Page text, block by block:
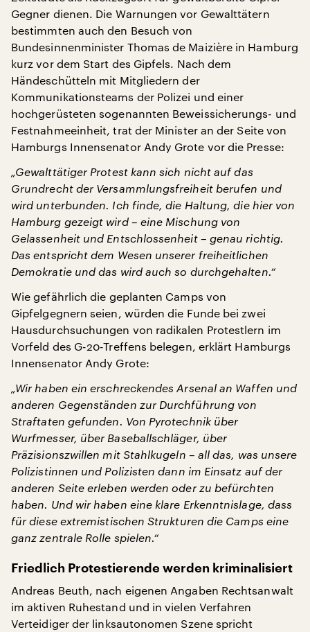
Gegner dienen. Die Warnungen vor Gewalttätern
bestimmten auch den Besuch von
Bundesinnenminister Thomas de Maizière in Hamburg
kurz vor dem Start des Gipfels. Nach dem
Händeschütteln mit Mitgliedern der
Kommunikationsteams der Polizei und einer
hochgerüsteten sogenannten Beweissicherungs- und
Festnahmeeinheit, trat der Minister an der Seite von
Hamburgs Innensenator Andy Grote vor die Presse:
„Gewalttätiger Protest kann sich nicht auf das
Grundrecht der Versammlungsfreiheit berufen und
wird unterbunden. Ich finde, die Haltung, die hier von
Hamburg gezeigt wird – eine Mischung von
Gelassenheit und Entschlossenheit – genau richtig.
Das entspricht dem Wesen unserer freiheitlichen
Demokratie und das wird auch so durchgehalten.“
Wie gefährlich die geplanten Camps von
Gipfelgegnern seien, würden die Funde bei zwei
Hausdurchsuchungen von radikalen Protestlern im
Vorfeld des G-20-Treffens belegen, erklärt Hamburgs
Innensenator Andy Grote:
„Wir haben ein erschreckendes Arsenal an Waffen und
anderen Gegenständen zur Durchführung von
Straftaten gefunden. Von Pyrotechnik über
Wurfmesser, über Baseballschläger, über
Präzisionszwillen mit Stahlkugeln – all das, was unsere
Polizistinnen und Polizisten dann im Einsatz auf der
anderen Seite erleben werden oder zu befürchten
haben. Und wir haben eine klare Erkenntnislage, dass
für diese extremistischen Strukturen die Camps eine
ganz zentrale Rolle spielen.“
Friedlich Protestierende werden kriminalisiert
Andreas Beuth, nach eigenen Angaben Rechtsanwalt
im aktiven Ruhestand und in vielen Verfahren
Verteidiger der linksautonomen Szene spricht